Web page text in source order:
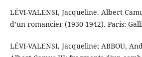
LÉVI-VALENSI, Jacqueline. Albert
d’un romancier (1930-1942). Paris:
LÉVI-VALENSI, Jacqueline; ABBOU,